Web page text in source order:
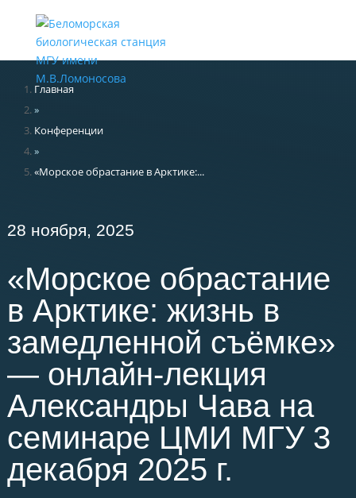
Главная
»
Конференции
»
«Морское обрастание в Арктике:...
28 ноября, 2025
«Морское обрастание
в Арктике: жизнь в
замедленной съёмке»
— онлайн-лекция
Александры Чава на
семинаре ЦМИ МГУ 3
декабря 2025 г.